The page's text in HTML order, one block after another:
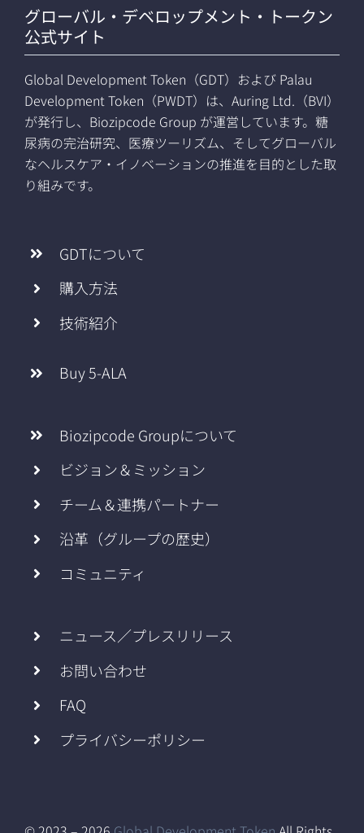
グローバル・デベロップメント・トークン
公式サイト
Global Development Token（GDT）および Palau
Development Token（PWDT）は、Auring Ltd.（BVI）
が発行し、Biozipcode Group が運営しています。糖
尿病の完治研究、医療ツーリズム、そしてグローバル
なヘルスケア・イノベーションの推進を目的とした取
り組みです。
GDTについて
購入方法
技術紹介
Buy 5-ALA
Biozipcode Groupについて
ビジョン＆ミッション
チーム＆連携パートナー
沿革（グループの歴史）
コミュニティ
ニュース／プレスリリース
お問い合わせ
FAQ
プライバシーポリシー